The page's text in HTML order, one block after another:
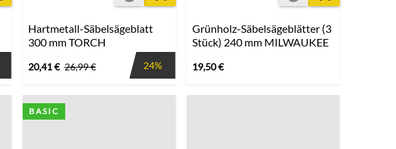
Hartmetall-Säbelsägeblatt
300 mm TORCH
20,41€ 26,99€ 24%
Grünholz-Säbelsägeblätter (3
Stück) 240 mm MILWAUKEE
19,50€
BASIC